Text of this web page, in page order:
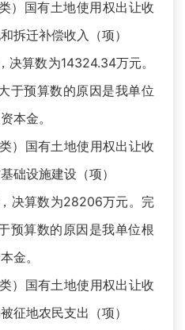
国有土地使用权出让收
拆迁补偿收入（项）
算数为14324.34万元。
于预算数的原因是我单位
本金。
国有土地使用权出让收
础设施建设（项）
算数为28206万元。完
预算数的原因是我单位根
金。
国有土地使用权出让收
征地农民支出（项）